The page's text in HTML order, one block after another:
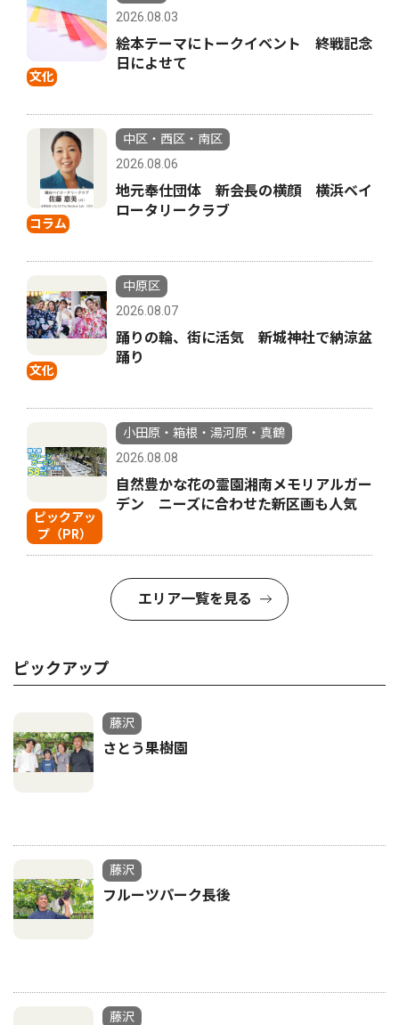
文化
2026.08.03
絵本テーマにトークイベント 終戦記念
日によせて
コラム
中区・西区・南区
2026.08.06
地元奉仕団体 新会長の横顔 横浜ベイ
ロータリークラブ
文化
中原区
2026.08.07
踊りの輪、街に活気 新城神社で納涼盆
踊り
ピックアッ
プ（PR）
小田原・箱根・湯河原・真鶴
2026.08.08
自然豊かな花の霊園湘南メモリアルガー
デン ニーズに合わせた新区画も人気
エリア一覧を見る
ピックアップ
藤沢
さとう果樹園
藤沢
フルーツパーク長後
藤沢